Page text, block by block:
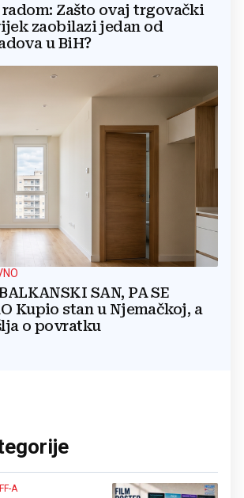
Zašto ovaj trgovački
zaobilazi jedan od
u BiH?
SAN, PA SE
Kupio stan u Njemačkoj, a
o povratku
A